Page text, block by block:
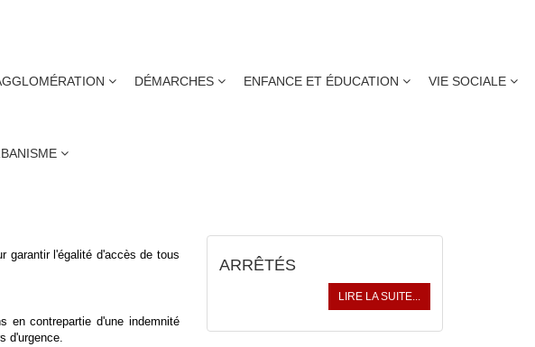
DÉMARCHES ENFANCE ET ÉDUCATION VIE SOCIALE
garantir l'égalité d'accès de tous
en contrepartie d'une indemnité
d'urgence.
ARRÊTÉS
LIRE LA SUITE...